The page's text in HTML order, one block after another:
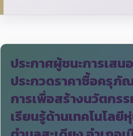
ประกาศผู้ชนะการเสน
ประกวดราคาซื้อครุ
การเพื่อสร้างนวัตกร
เรียนรู้ด้านเทคโนโล